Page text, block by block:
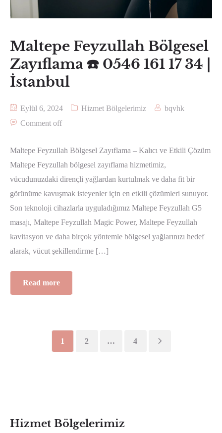
Maltepe Feyzullah Bölgesel
Zayıflama ☎️ 0546 161 17 34 |
İstanbul
Eylül 6, 2024 Hizmet Bölgelerimiz
bqvhk
Comment off
Maltepe Feyzullah Bölgesel Zayıflama – Kalıcı ve Etkili Çözüm
Maltepe Feyzullah bölgesel zayıflama hizmetimiz,
vücudunuzdaki dirençli yağlardan kurtulmak ve daha fit bir
görünüme kavuşmak isteyenler için en etkili çözümleri sunuyor.
Son teknoloji cihazlarla uyguladığımız Maltepe Feyzullah G5
masajı, Maltepe Feyzullah Magic Power, Maltepe Feyzullah
kavitasyon ve daha birçok yöntemle bölgesel yağlarınızı hedef
alarak, vücut şekillendirme […]
Read more
1 2 … 4
Hizmet Bölgelerimiz